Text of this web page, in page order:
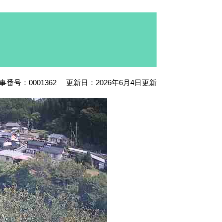
番号：0001362 更新日：2026年6月4日更新